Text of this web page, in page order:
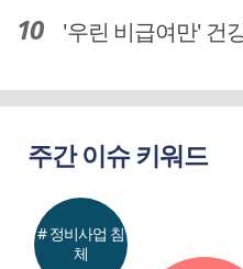
'우린 비급여만' 건강보험 미
주간 이슈 키워드
# 정비사업 침
체